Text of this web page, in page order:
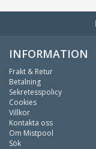
INFORMATION
Frakt & Retur
Betalning
Sekretesspolicy
Cookies
Villkor
Kontakta oss
Om Mistpool
Sök